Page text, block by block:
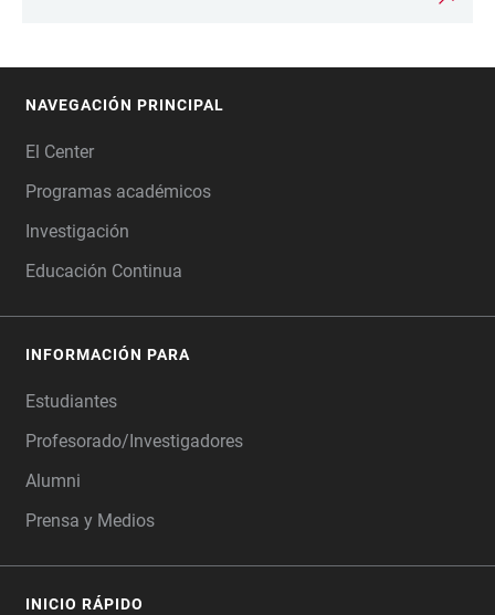
NAVEGACIÓN PRINCIPAL
El Center
Programas académicos
Investigación
Educación Continua
INFORMACIÓN PARA
Estudiantes
Profesorado/Investigadores
Alumni
Prensa y Medios
INICIO RÁPIDO